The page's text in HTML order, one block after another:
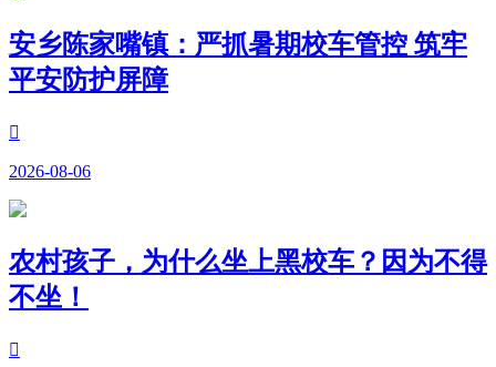
安乡陈家嘴镇：严抓暑期校车管控 筑牢
平安防护屏障

2026-08-06
农村孩子，为什么坐上黑校车？因为不得
不坐！
